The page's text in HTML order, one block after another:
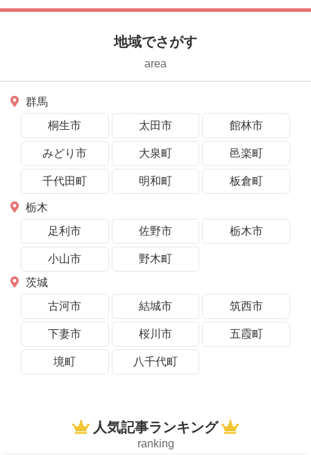
地域でさがす
area
群馬
桐生市
太田市 館林市
みどり市 大泉町 邑楽町
千代田町 明和町 板倉町
栃木
足利市
佐野市 栃木市
小山市
野木町
茨城
古河市
結城市 筑西市
下妻市 桜川市 五霞町
境町 八千代町
人気記事ランキング
ranking